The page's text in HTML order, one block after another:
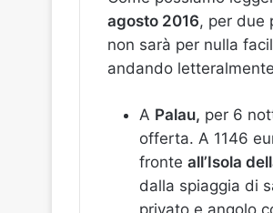
agosto 2016, per due
non sarà per nulla
andando
A Palau, per 6
offerta. A 1146
fronte all’Isola
dalla spiaggia di
privato e angolo